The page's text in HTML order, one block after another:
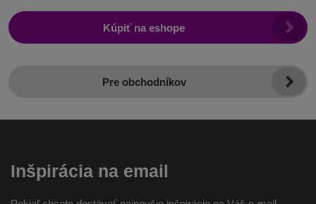
Kúpiť na eshope
Pre obchodníkov
Inšpirácia na email